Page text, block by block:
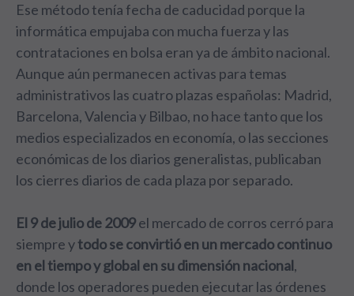
Ese método tenía fecha de caducidad porque la
informática empujaba con mucha fuerza y las
contrataciones en bolsa eran ya de ámbito nacional.
Aunque aún permanecen activas para temas
administrativos las cuatro plazas españolas: Madrid,
Barcelona, Valencia y Bilbao, no hace tanto que los
medios especializados en economía, o las secciones
económicas de los diarios generalistas, publicaban
los cierres diarios de cada plaza por separado.
El 9 de julio de 2009el mercado de corros cerró para
siempre ytodo se convirtió en un mercado continuo
en el tiempo y global en su dimensión nacional,
donde los operadores pueden ejecutar las órdenes